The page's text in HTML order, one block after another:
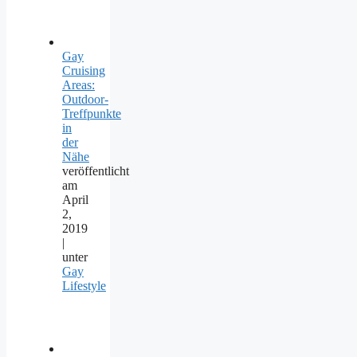
Gay
Cruising
Areas:
Outdoor-
Treffpunkte
in
der
Nähe
veröffentlicht
am
April
2,
2019
|
unter
Gay
Lifestyle